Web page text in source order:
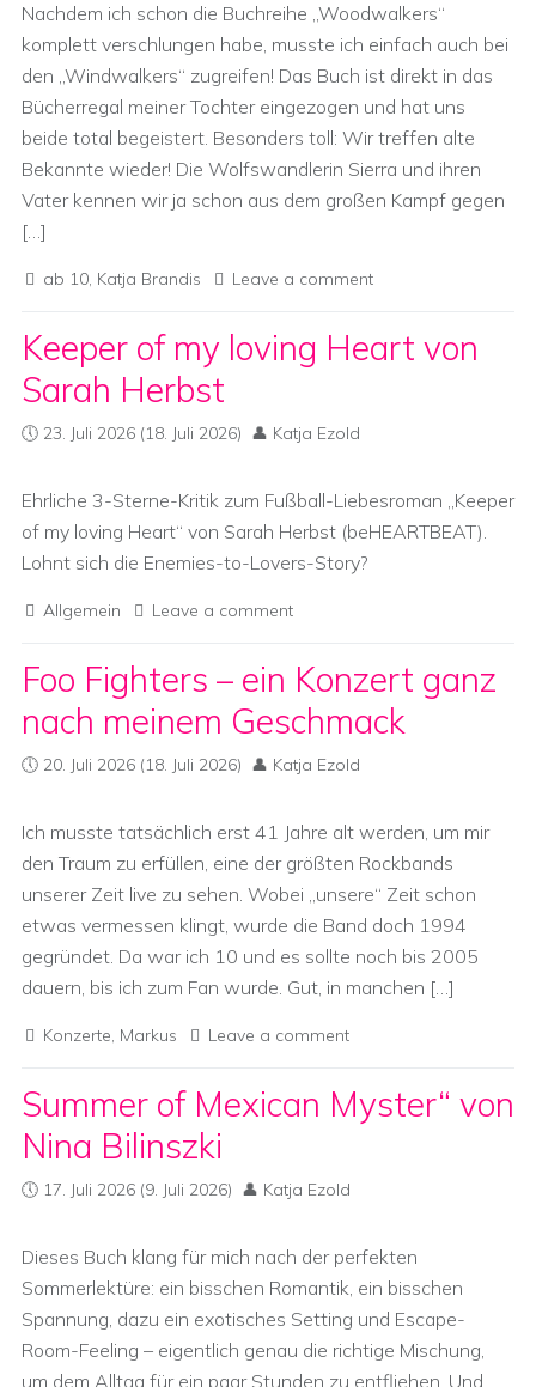
Nachdem ich schon die Buchreihe „Woodwalkers“
komplett verschlungen habe, musste ich einfach auch bei
den „Windwalkers“ zugreifen! Das Buch ist direkt in das
Bücherregal meiner Tochter eingezogen und hat uns
beide total begeistert. Besonders toll: Wir treffen alte
Bekannte wieder! Die Wolfswandlerin Sierra und ihren
Vater kennen wir ja schon aus dem großen Kampf gegen
[…]
ab 10, Katja Brandis Leave a comment
Keeper of my loving Heart von
Sarah Herbst
23. Juli 2026 (18. Juli 2026) Katja Ezold
Ehrliche 3-Sterne-Kritik zum Fußball-Liebesroman „Keeper
of my loving Heart“ von Sarah Herbst (beHEARTBEAT).
Lohnt sich die Enemies-to-Lovers-Story?
Allgemein Leave a comment
Foo Fighters – ein Konzert ganz
nach meinem Geschmack
20. Juli 2026 (18. Juli 2026) Katja Ezold
Ich musste tatsächlich erst 41 Jahre alt werden, um mir
den Traum zu erfüllen, eine der größten Rockbands
unserer Zeit live zu sehen. Wobei „unsere“ Zeit schon
etwas vermessen klingt, wurde die Band doch 1994
gegründet. Da war ich 10 und es sollte noch bis 2005
dauern, bis ich zum Fan wurde. Gut, in manchen […]
Konzerte, Markus Leave a comment
Summer of Mexican Myster“ von
Nina Bilinszki
17. Juli 2026 (9. Juli 2026) Katja Ezold
Dieses Buch klang für mich nach der perfekten
Sommerlektüre: ein bisschen Romantik, ein bisschen
Spannung, dazu ein exotisches Setting und Escape-
Room-Feeling – eigentlich genau die richtige Mischung,
um dem Alltag für ein paar Stunden zu entfliehen. Und